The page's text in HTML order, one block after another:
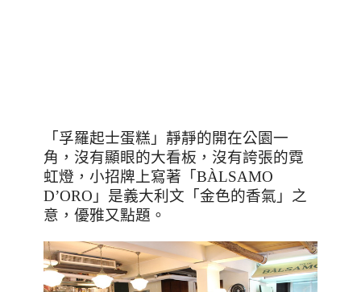
「孚羅起士蛋糕」靜靜的開在公園一
角，沒有顯眼的大看板，沒有誇張的霓
虹燈，小招牌上寫著「BÀLSAMO
D’ORO 」是義大利文「金色的香氣」之
意，優雅又點題。